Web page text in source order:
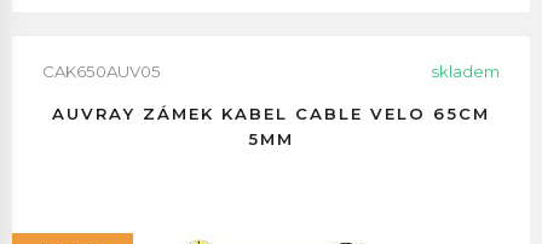
CAK650AUV05 skladem
AUVRAY ZÁMEK KABEL CABLE VELO 65CM
5MM